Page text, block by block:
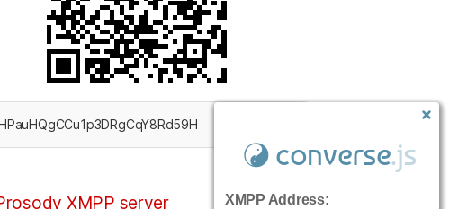
converse.js
XMPP Address: